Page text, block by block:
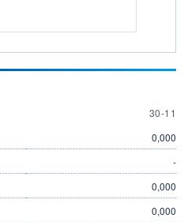
30
30-11
0,000
-
0,000
0,000